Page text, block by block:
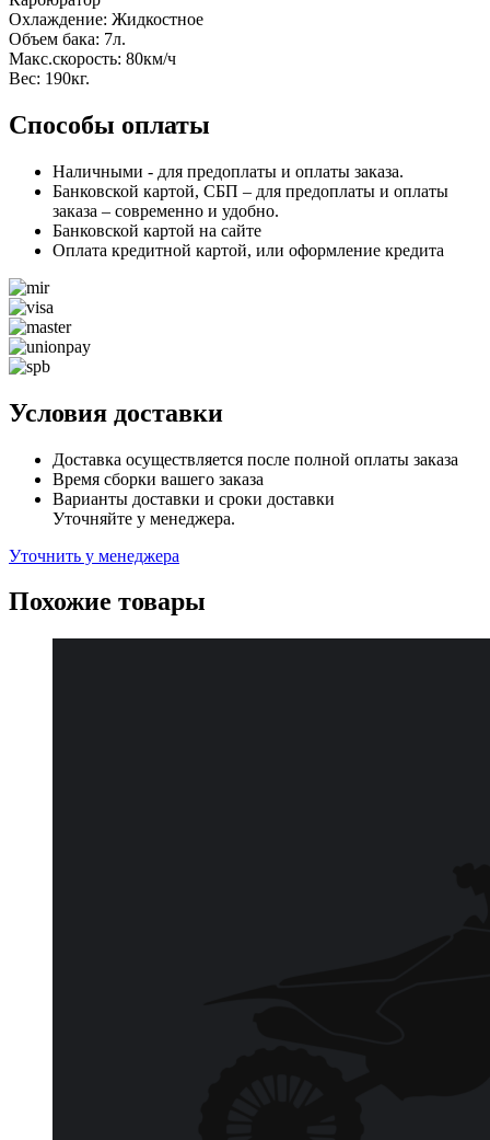
Охлаждение: Жидкостное
Объем бака: 7л.
Макс.скорость: 80км/ч
Вес: 190кг.
Способы оплаты
Наличными - для предоплаты и оплаты заказа.
Банковской картой, СБП – для предоплаты и оплаты
заказа – современно и удобно.
Банковской картой на сайте
Оплата кредитной картой, или оформление кредита
Условия доставки
Доставка осуществляется после полной оплаты заказа
Время сборки вашего заказа
Варианты доставки и сроки доставки
Уточняйте у менеджера.
Уточнить у менеджера
Похожие товары